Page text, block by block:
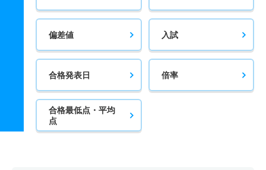
偏差値 入試
合格発表日 倍率
合格最低点・平均
点